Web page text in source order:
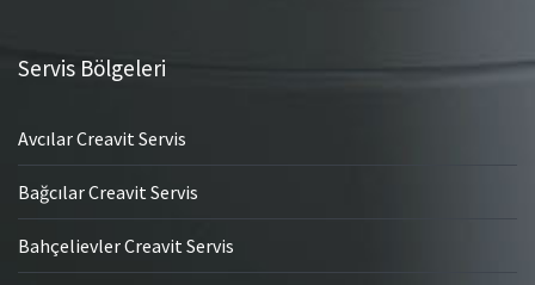
Servis Bölgeleri
Avcılar Creavit Servis
Bağcılar Creavit Servis
Bahçelievler Creavit Servis